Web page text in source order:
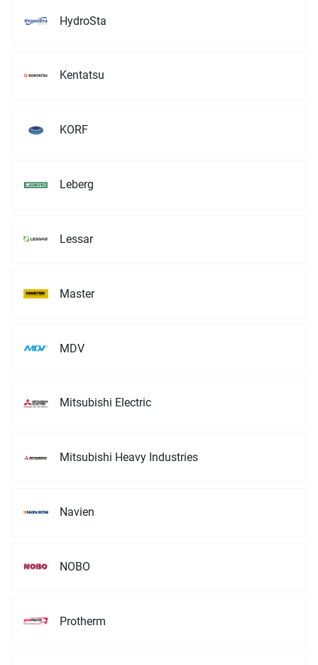
HydroSta
Kentatsu
KORF
Leberg
Lessar
Master
MDV
Mitsubishi Electric
Mitsubishi Heavy Industries
Navien
NOBO
Protherm